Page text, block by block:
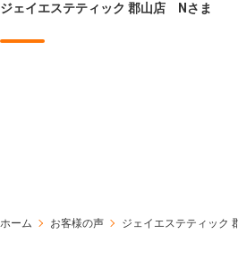
ジェイエステティック 郡山店 Nさま
ホーム お客様の声 ジェイエステティック